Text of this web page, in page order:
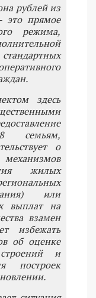
рублей из
это прямое
режима,
здесь
семьям,
о
жилых
или
выплат на
взамен
избежать
об оценке
и
построек